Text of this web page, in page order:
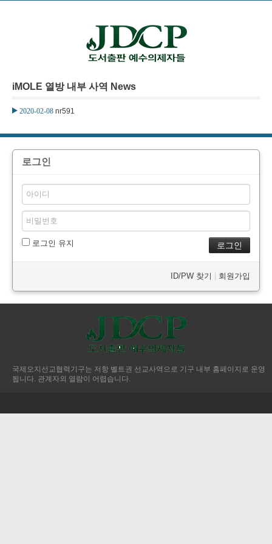
iMOLE 열방 내부 사역 News
2020-02-08 nr591
로그인
로그인 유지
ID/PW 찾기 회원가입
국제오지선교협력기구는 저항 벨트권 선교사역으로 기구 내부 홈페이지로 운영
됩니다. 관계자외 열람이 어렵습니다.